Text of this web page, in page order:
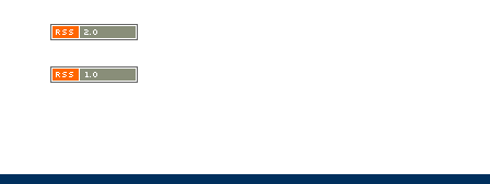
GESS
MYSCO
RASTRO URBANO